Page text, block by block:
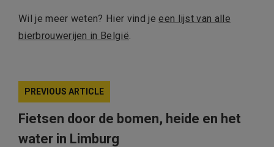
Wil je meer weten? Hier vind jeeen lijst van alle
bierbrouwerijen in België
PREVIOUS ARTICLE
Fietsen door de bomen, heide en het
water in Limburg